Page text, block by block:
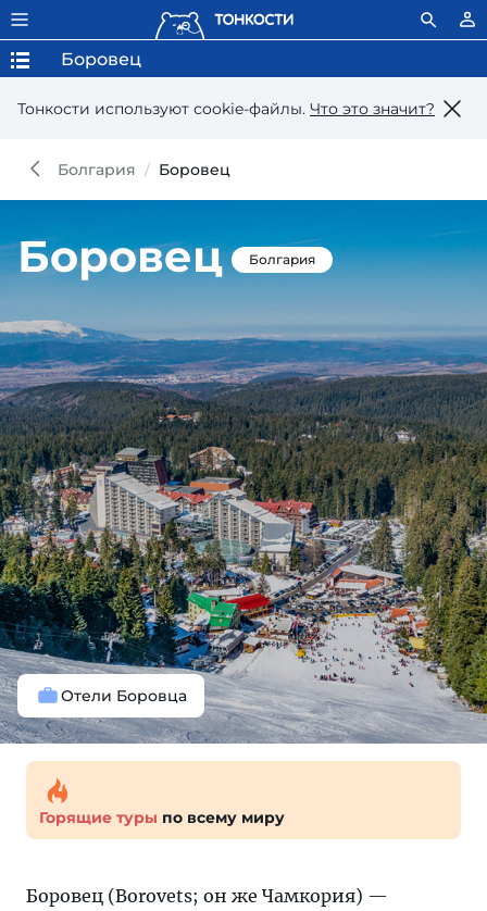
Тонкости используют сookie-файлы. Что это значит?
Боровец
Болгария Боровец
Боровец Болгария
Отели Боровца
Горящие туры по всему миру
Боровец (Borovets; он же Чамкория) —